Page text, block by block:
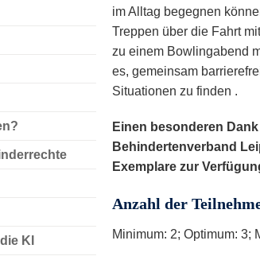
KI
im Alltag begegnen
Treppen über die Fahrt
zu einem Bowlingabend
es, gemeinsam
Situationen zu finden .
Einen besonderen
Behindertenverband
Exemplare zur
Anzahl der
Minimum: 2; Optimum: 3;